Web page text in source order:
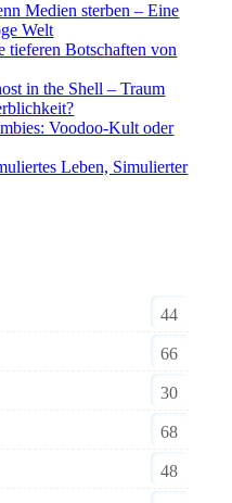
Medien sterben – Eine
Welt
tieferen Botschaften von
in the Shell – Traum
Voodoo-Kult oder
Leben, Simulierter
44
66
30
68
48